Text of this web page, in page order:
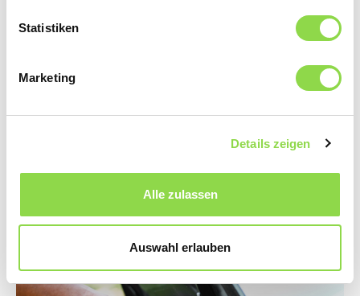
Statistiken
Marketing
Details zeigen
Alle zulassen
Auswahl erlauben
A fine novembre 2022 il Consiglio federale ha deciso di
rimuovere gli ostacoli e potenziare ulteriormente
l’approvvigionamento energetico della Svizzera.